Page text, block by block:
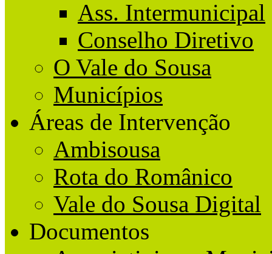
Ass. Intermunicipal
Conselho Diretivo
O Vale do Sousa
Municípios
Áreas de Intervenção
Ambisousa
Rota do Românico
Vale do Sousa Digital
Documentos